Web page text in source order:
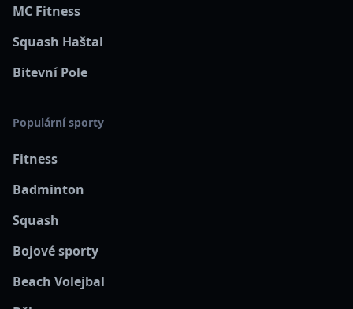
MC Fitness
Squash Haštal
Bitevní Pole
Populární sporty
Fitness
Badminton
Squash
Bojové sporty
Beach Volejbal